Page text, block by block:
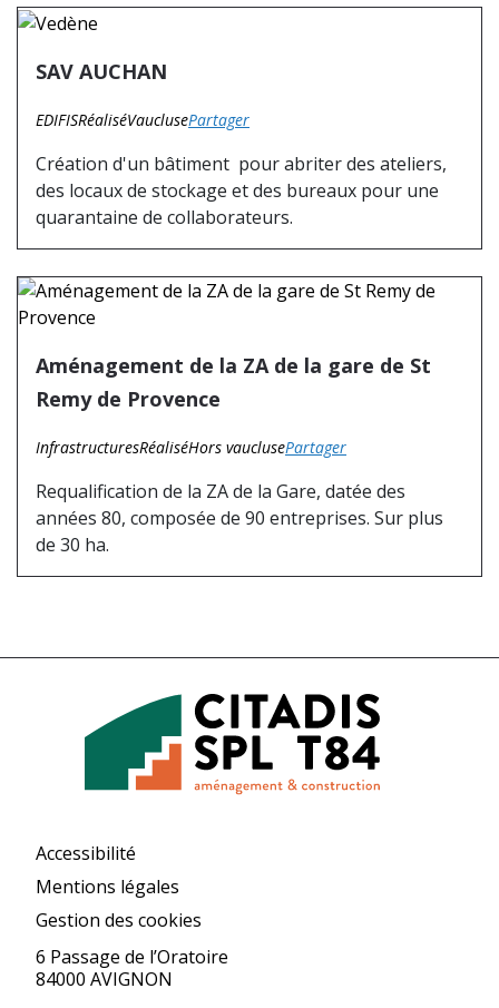
SAV AUCHAN
EDIFISRéaliséVauclusePartager
Création d'un bâtiment pour abriter des ateliers,
des locaux de stockage et des bureaux pour une
quarantaine de collaborateurs.
Aménagement de la ZA de la gare de St
Remy de Provence
InfrastructuresRéaliséHors vauclusePartager
Requalification de la ZA de la Gare, datée des
années 80, composée de 90 entreprises. Sur plus
de 30 ha.
Accessibilité
Mentions légales
Gestion des cookies
6 Passage de l’Oratoire
84000 AVIGNON